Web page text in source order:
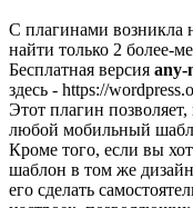
С плагинами возникла
найти только 2 более-
Бесплатная версия any-
здесь - https://
Этот плагин
любой мобильный
Кроме того, если вы
шаблон в том же
его сделать